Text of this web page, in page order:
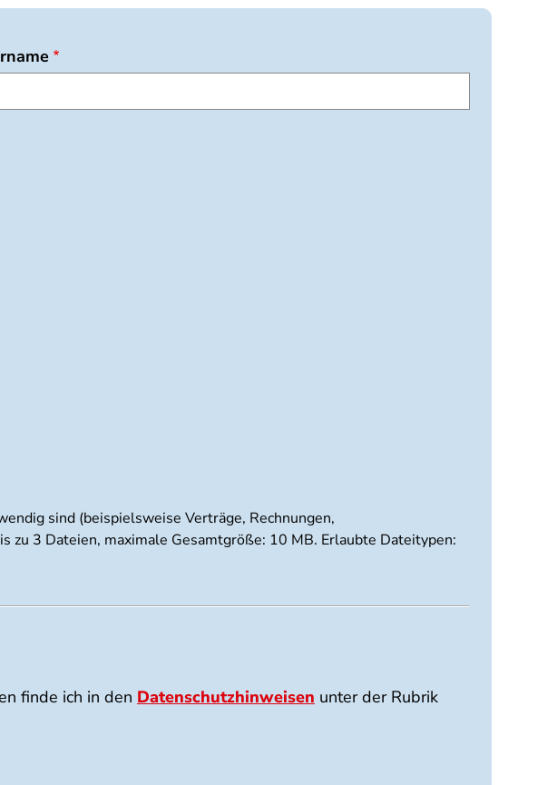
sind (beispielsweise Verträge, Rechnungen,
zu 3 Dateien, maximale Gesamtgröße: 10 MB. Erlaubte Dateitypen:
finde ich in den Datenschutzhinweisen unter der Rubrik